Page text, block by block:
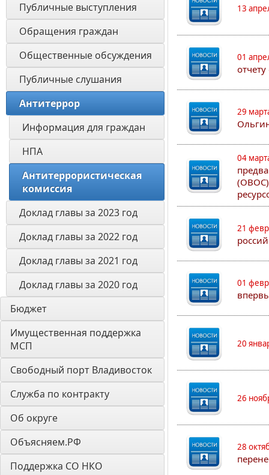
Публичные выступления
Обращения граждан
Общественные обсуждения
Публичные слушания
Антитеррор
Информация для граждан
НПА
Антитеррористическая
комиссия
Доклад главы за 2023 год
Доклад главы за 2022 год
Доклад главы за 2021 год
Доклад главы за 2020 год
Бюджет
Имущественная поддержка
МСП
Свободный порт Владивосток
Служба по контракту
Об округе
Объясняем.РФ
Поддержка СО НКО
13
01
29
04
21
01
20
26
28